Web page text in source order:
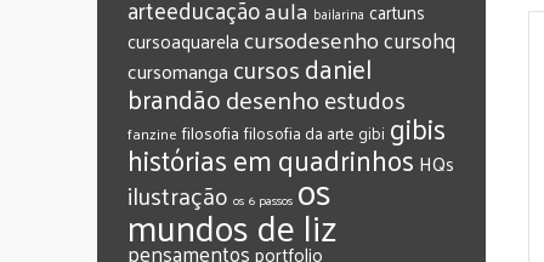
arteeducaçãoaula bailarina cartuns
cursoaquarelacursodesenhocursohq
cursomanga cursosdaniel
brandãodesenhoestudos
fanzine filosofia filosofia da arte gibi gibis
histórias em quadrinhos HQs
ilustração os 6 passos os
mundos de liz
pensamentosportfolio